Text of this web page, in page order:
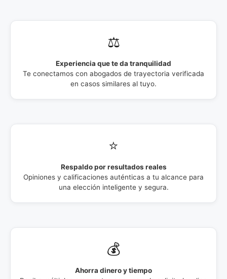
⚖️
Experiencia que te da tranquilidad
Te conectamos con abogados de trayectoria verificada
en casos similares al tuyo.
⭐
Respaldo por resultados reales
Opiniones y calificaciones auténticas a tu alcance para
una elección inteligente y segura.
💰
Ahorra dinero y tiempo